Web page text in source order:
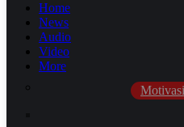
Home
News
Audio
Video
More
Motivasi